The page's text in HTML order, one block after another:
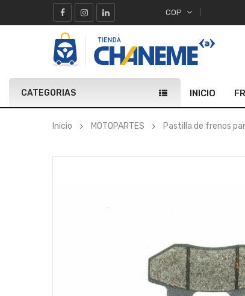
COP
CATEGORIAS INICIO
Inicio MOTOPARTES Pastilla de frenos